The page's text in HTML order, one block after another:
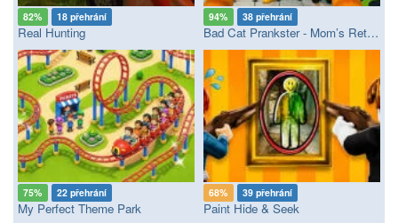
82% 18 přehrání
Real Hunting
94% 38 přehrání
Bad Cat Prankster - Mom’s Return
75% 22 přehrání
My Perfect Theme Park
68% 39 přehrání
Paint Hide & Seek